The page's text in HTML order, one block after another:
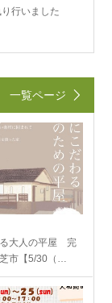
行いました
一覧ページ
大人の平屋 完
市【5/30（…